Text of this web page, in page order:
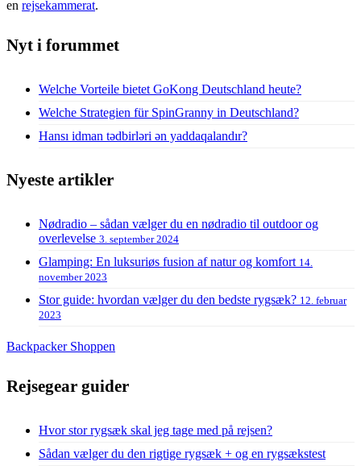
en rejsekammerat.
Nyt i forummet
Welche Vorteile bietet GoKong Deutschland heute?
Welche Strategien für SpinGranny in Deutschland?
Hansı idman tədbirləri ən yaddaqalandır?
Nyeste artikler
Nødradio – sådan vælger du en nødradio til outdoor og
overlevelse 3. september 2024
Glamping: En luksuriøs fusion af natur og komfort 14.
november 2023
Stor guide: hvordan vælger du den bedste rygsæk? 12. februar
2023
Backpacker Shoppen
Rejsegear guider
Hvor stor rygsæk skal jeg tage med på rejsen?
Sådan vælger du den rigtige rygsæk + og en rygsækstest